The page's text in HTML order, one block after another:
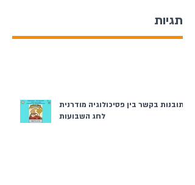
תגיות
תובנות בקשר בין פסיכולוגיה מודרנית
לחג השבועות